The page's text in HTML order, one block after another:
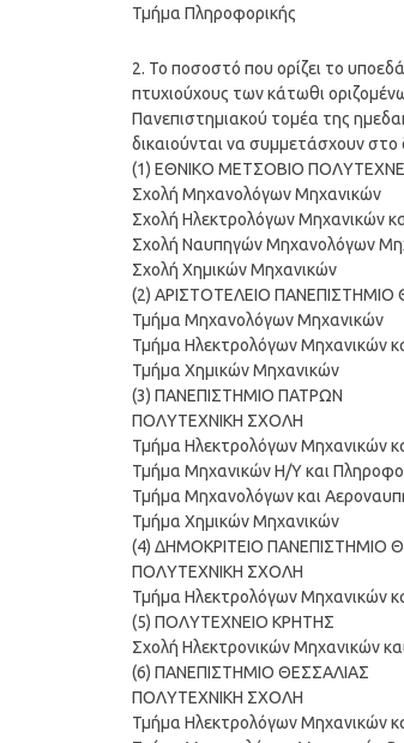
Τμήμα Πληροφορικής
2. Το ποσοστό που ορίζει το
πτυχιούχους των κάτωθι
Πανεπιστημιακού τομέα της
δικαιούνται να συμμετάσχουν στο
(1) ΕΘΝΙΚΟ ΜΕΤΣΟΒΙΟ
Σχολή Μηχανολόγων Μηχανικών
Σχολή Ηλεκτρολόγων Μηχανικών
Σχολή Ναυπηγών Μηχανολόγων
Σχολή Χημικών Μηχανικών
(2) ΑΡΙΣΤΟΤΕΛΕΙΟ
Τμήμα Μηχανολόγων Μηχανικών
Τμήμα Ηλεκτρολόγων Μηχανικών
Τμήμα Χημικών Μηχανικών
(3) ΠΑΝΕΠΙΣΤΗΜΙΟ ΠΑΤΡΩΝ
ΠΟΛΥΤΕΧΝΙΚΗ ΣΧΟΛΗ
Τμήμα Ηλεκτρολόγων Μηχανικών
Τμήμα Μηχανικών Η/Υ και
Τμήμα Μηχανολόγων και
Τμήμα Χημικών Μηχανικών
(4) ΔΗΜΟΚΡΙΤΕΙΟ ΠΑΝΕΠΙΣΤΗΜΙΟ
ΠΟΛΥΤΕΧΝΙΚΗ ΣΧΟΛΗ
Τμήμα Ηλεκτρολόγων Μηχανικών
(5) ΠΟΛΥΤΕΧΝΕΙΟ ΚΡΗΤΗΣ
Σχολή Ηλεκτρονικών Μηχανικών
(6) ΠΑΝΕΠΙΣΤΗΜΙΟ ΘΕΣΣΑΛΙΑΣ
ΠΟΛΥΤΕΧΝΙΚΗ ΣΧΟΛΗ
Τμήμα Ηλεκτρολόγων Μηχανικών